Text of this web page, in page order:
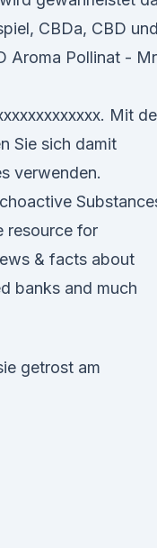
CBDa, CBD
Aroma Pollinat -
Mit
Sie sich damit
verwenden.
resource for
& facts about
banks and much
getrost am